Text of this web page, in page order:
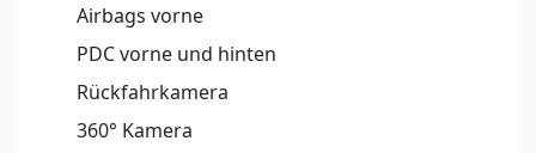
Airbags vorne
PDC vorne und hinten
Rückfahrkamera
360° Kamera